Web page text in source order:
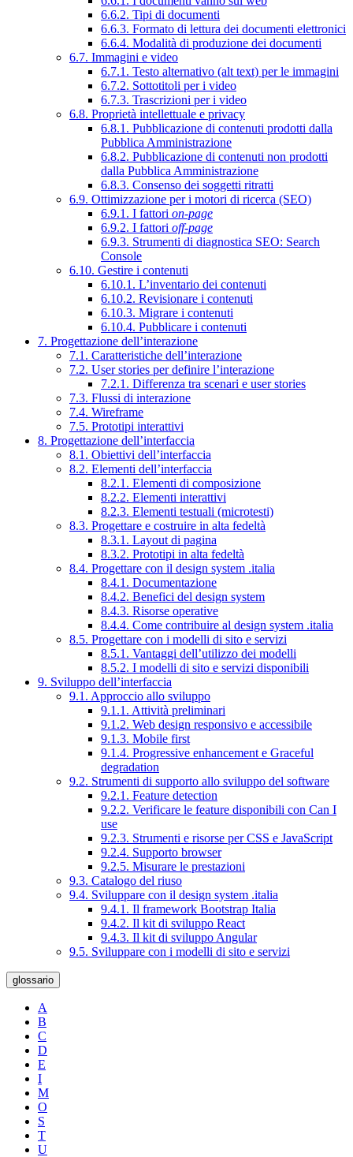
6.6.2. Tipi di documenti
6.6.3. Formato di lettura dei documenti elettronici
6.6.4. Modalità di produzione dei documenti
6.7. Immagini e video
6.7.1. Testo alternativo (alt text) per le immagini
6.7.2. Sottotitoli per i video
6.7.3. Trascrizioni per i video
6.8. Proprietà intellettuale e privacy
6.8.1. Pubblicazione di contenuti prodotti dalla
Pubblica Amministrazione
6.8.2. Pubblicazione di contenuti non prodotti
dalla Pubblica Amministrazione
6.8.3. Consenso dei soggetti ritratti
6.9. Ottimizzazione per i motori di ricerca (SEO)
6.9.1. I fattori on-page
6.9.2. I fattori off-page
6.9.3. Strumenti di diagnostica SEO: Search
Console
6.10. Gestire i contenuti
6.10.1. L’inventario dei contenuti
6.10.2. Revisionare i contenuti
6.10.3. Migrare i contenuti
6.10.4. Pubblicare i contenuti
7. Progettazione dell’interazione
7.1. Caratteristiche dell’interazione
7.2. User stories per definire l’interazione
7.2.1. Differenza tra scenari e user stories
7.3. Flussi di interazione
7.4. Wireframe
7.5. Prototipi interattivi
8. Progettazione dell’interfaccia
8.1. Obiettivi dell’interfaccia
8.2. Elementi dell’interfaccia
8.2.1. Elementi di composizione
8.2.2. Elementi interattivi
8.2.3. Elementi testuali (microtesti)
8.3. Progettare e costruire in alta fedeltà
8.3.1. Layout di pagina
8.3.2. Prototipi in alta fedeltà
8.4. Progettare con il design system .italia
8.4.1. Documentazione
8.4.2. Benefici del design system
8.4.3. Risorse operative
8.4.4. Come contribuire al design system .italia
8.5. Progettare con i modelli di sito e servizi
8.5.1. Vantaggi dell’utilizzo dei modelli
8.5.2. I modelli di sito e servizi disponibili
9. Sviluppo dell’interfaccia
9.1. Approccio allo sviluppo
9.1.1. Attività preliminari
9.1.2. Web design responsivo e accessibile
9.1.3. Mobile first
9.1.4. Progressive enhancement e Graceful
degradation
9.2. Strumenti di supporto allo sviluppo del software
9.2.1. Feature detection
9.2.2. Verificare le feature disponibili con Can I
use
9.2.3. Strumenti e risorse per CSS e JavaScript
9.2.4. Supporto browser
9.2.5. Misurare le prestazioni
9.3. Catalogo del riuso
9.4. Sviluppare con il design system .italia
9.4.1. Il framework Bootstrap Italia
9.4.2. Il kit di sviluppo React
9.4.3. Il kit di sviluppo Angular
9.5. Sviluppare con i modelli di sito e servizi
glossario
A
B
C
D
E
I
M
O
S
T
U